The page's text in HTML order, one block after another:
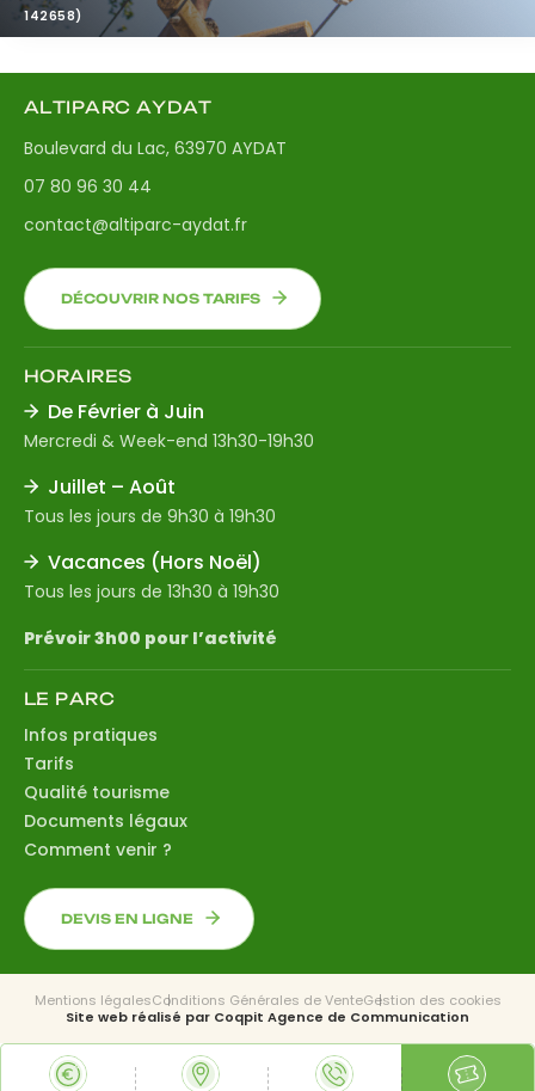
142658)
ALTIPARC AYDAT
Boulevard du Lac, 63970 AYDAT
07 80 96 30 44
contact@altiparc-aydat.fr
DÉCOUVRIR NOS TARIFS
HORAIRES
De Février à Juin
Mercredi & Week-end 13h30-19h30
Juillet – Août
Tous les jours de 9h30 à 19h30
Vacances (Hors Noël)
Tous les jours de 13h30 à 19h30
Prévoir 3h00 pour l’activité
LE PARC
Infos pratiques
Tarifs
Qualité tourisme
Documents légaux
Comment venir ?
DEVIS EN LIGNE
Mentions légalesConditions Générales de VenteGestion des cookies
Site web réalisé par Coqpit Agence de Communication